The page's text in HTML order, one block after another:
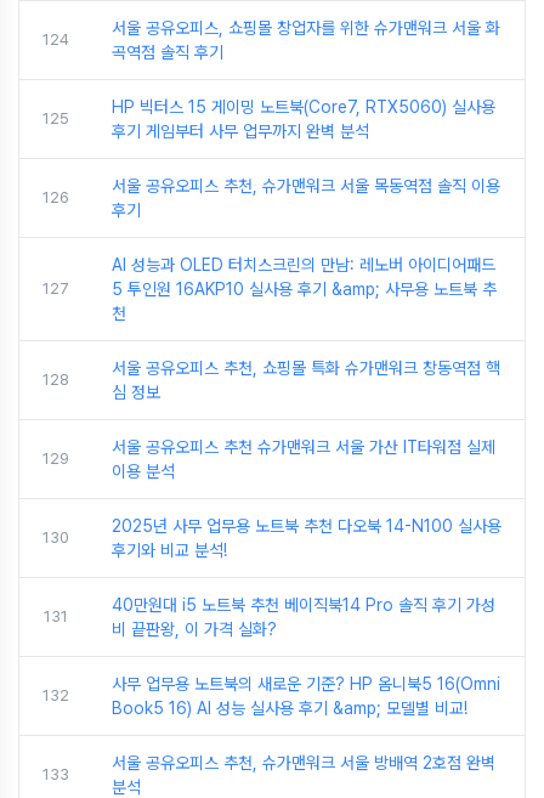
124
서울 공유오피스, 쇼핑몰 창업자를 위한 슈가맨워크 서울 화
곡역점 솔직 후기
125
HP 빅터스 15 게이밍 노트북(Core7, RTX5060) 실사용
후기 게임부터 사무 업무까지 완벽 분석
126
서울 공유오피스 추천, 슈가맨워크 서울 목동역점 솔직 이용
후기
127
AI 성능과 OLED 터치스크린의 만남: 레노버 아이디어패드
5 투인원 16AKP10 실사용 후기 &amp; 사무용 노트북 추
천
128
서울 공유오피스 추천, 쇼핑몰 특화 슈가맨워크 창동역점 핵
심 정보
129
서울 공유오피스 추천 슈가맨워크 서울 가산 IT타워점 실제
이용 분석
130
2025년 사무 업무용 노트북 추천 다오북 14-N100 실사용
후기와 비교 분석!
131
40만원대 i5 노트북 추천 베이직북14 Pro 솔직 후기 가성
비 끝판왕, 이 가격 실화?
132
사무 업무용 노트북의 새로운 기준? HP 옴니북5 16(Omni
Book5 16) AI 성능 실사용 후기 &amp; 모델별 비교!
133
서울 공유오피스 추천, 슈가맨워크 서울 방배역 2호점 완벽
분석